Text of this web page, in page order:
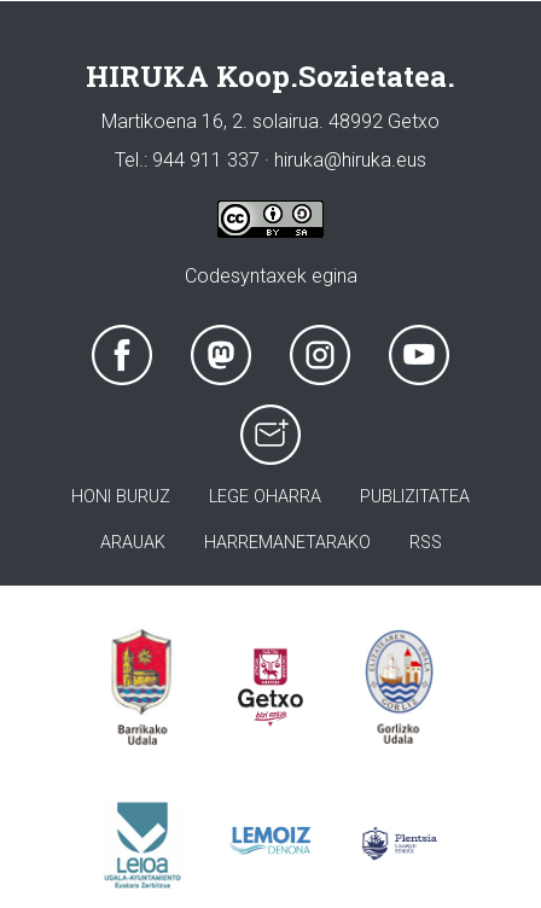
HIRUKA Koop.Sozietatea.
Martikoena 16, 2. solairua. 48992 Getxo
Tel.: 944 911 337 · hiruka@hiruka.eus
Codesyntaxek egina
HONI BURUZ LEGE OHARRA PUBLIZITATEA
ARAUAK HARREMANETARAKO RSS